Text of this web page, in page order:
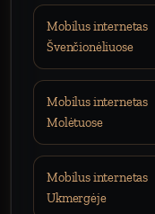
Mobilus internetas
Švenčionėliuose
Mobilus internetas
Molėtuose
Mobilus internetas
Ukmergėje